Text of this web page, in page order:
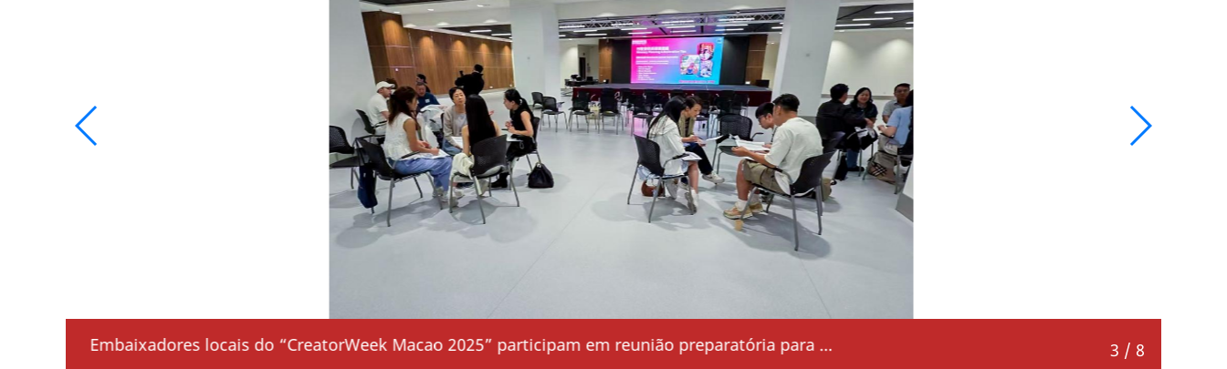
Embaixadores locais do “CreatorWeek Macao 2025” participam em reunião preparatória para criação de roteiros com experiências mais aprofundadas 3 / 8